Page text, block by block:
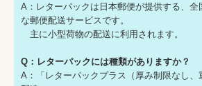
A：レターパックは日本郵便が提供する、
な郵便配送サービスです。
主に小型荷物の配送に利用されます。
Q：レターパックには種類がありますか？
A：「レターパックプラス（厚み制限なし、